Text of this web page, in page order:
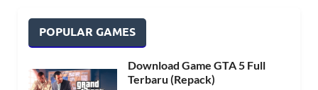
POPULAR GAMES
Download Game GTA 5 Full
Terbaru (Repack)